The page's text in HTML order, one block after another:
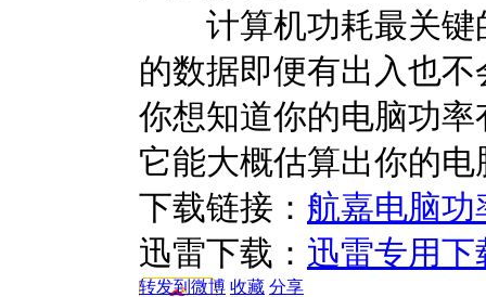
计算机功耗最关键
的数据即便有出入也
你想知道你的电脑功
它能大概估算出你的电
下载链接： 航嘉电脑
迅雷下载： 迅雷专用下
转发到微博 收藏 分享